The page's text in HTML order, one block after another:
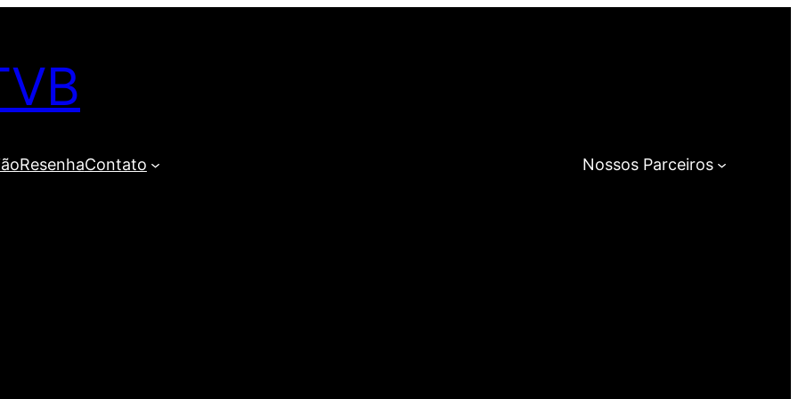
ResenhaContato Nossos Parceiros